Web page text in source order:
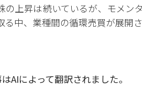
の上昇は続いているが、モメン
る中、業種間の循環売買が展開
AIによって翻訳されました。